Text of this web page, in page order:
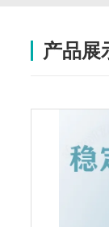
产品展